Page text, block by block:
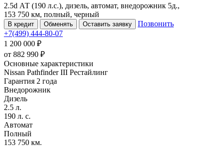
2.5d АТ (190 л.с.), дизель, автомат, внедорожник 5д.,
153 750 км, полный, черный
В кредит Обменять Оставить заявку
Позвонить
+7(499) 444-80-07
1 200 000 ₽
от 882 990 ₽
Основные характеристики
Nissan Pathfinder III Рестайлинг
Гарантия 2 года
Внедорожник
Дизель
2.5 л.
190 л. с.
Автомат
Полный
153 750 км.